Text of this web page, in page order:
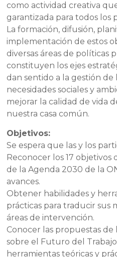
como actividad creativa
garantizada para todos los
La formación, difusión,
implementación de estos
diversas áreas de políticas
constituyen los ejes
dan sentido a la gestión de
necesidades sociales y
mejorar la calidad de vida
nuestra casa común.
Objetivos:
Se espera que las y los
Reconocer los 17
de la Agenda 2030 de la
avances.
Obtener habilidades y
prácticas para traducir sus
áreas de intervención.
Conocer las propuestas de
sobre el Futuro del
herramientas teóricas y